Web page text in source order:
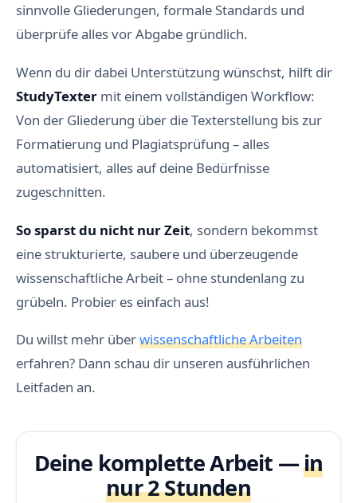
sinnvolle Gliederungen, formale Standards und
überprüfe alles vor Abgabe gründlich.
Wenn du dir dabei Unterstützung wünschst, hilft dir
StudyTexter mit einem vollständigen Workflow:
Von der Gliederung über die Texterstellung bis zur
Formatierung und Plagiatsprüfung – alles
automatisiert, alles auf deine Bedürfnisse
zugeschnitten.
So sparst du nicht nur Zeit, sondern bekommst
eine strukturierte, saubere und überzeugende
wissenschaftliche Arbeit – ohne stundenlang zu
grübeln. Probier es einfach aus!
Du willst mehr überwissenschaftliche Arbeiten
erfahren? Dann schau dir unseren ausführlichen
Leitfaden an.
Deine komplette Arbeit —in
nur 2 Stunden